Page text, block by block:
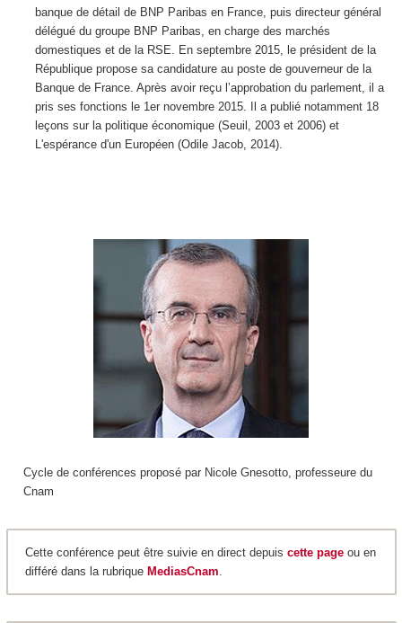
banque de détail de BNP Paribas en France, puis directeur général
délégué du groupe BNP Paribas, en charge des marchés
domestiques et de la RSE. En septembre 2015, le président de la
République propose sa candidature au poste de gouverneur de la
Banque de France. Après avoir reçu l’approbation du parlement, il a
pris ses fonctions le 1er novembre 2015. Il a publié notamment 18
leçons sur la politique économique (Seuil, 2003 et 2006) et
L'espérance d'un Européen (Odile Jacob, 2014).
Cycle de conférences proposé par Nicole Gnesotto, professeure du
Cnam
Cette conférence peut être suivie en direct depuis cette pageou en
différé dans la rubrique MediasCnam